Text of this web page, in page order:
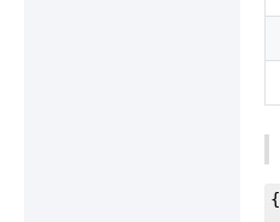
{